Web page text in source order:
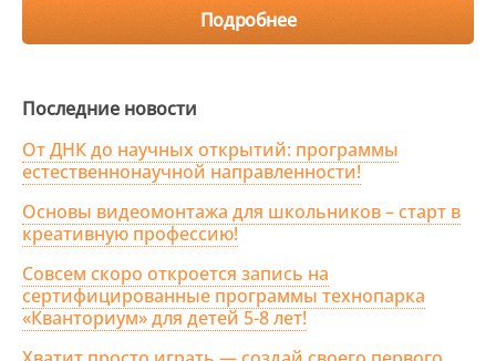
Подробнее
Последние новости
От ДНК до научных открытий: программы
естественнонаучной направленности!
Основы видеомонтажа для школьников – старт в
креативную профессию!
Совсем скоро откроется запись на
сертифицированные программы технопарка
«Кванториум» для детей 5-8 лет!